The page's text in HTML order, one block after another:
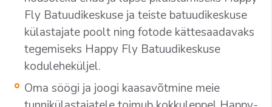
Fly Batuudikeskuse ja teiste batuudikeskuse
külastajate poolt ning fotode kättesaadavaks
tegemiseks Happy Fly Batuudikeskuse
koduleheküljel.
Oma söögi ja joogi kaasavõtmine meie